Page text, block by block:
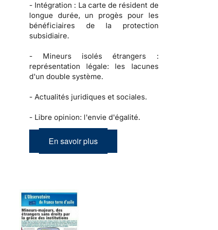
- Intégration : La carte de résident de
longue durée, un progès pour les
bénéficiaires de la protection
subsidiaire.
- Mineurs isolés étrangers :
représentation légale: les lacunes
d'un double système.
- Actualités juridiques et sociales.
- Libre opinion: l'envie d'égalité.
En savoir plus